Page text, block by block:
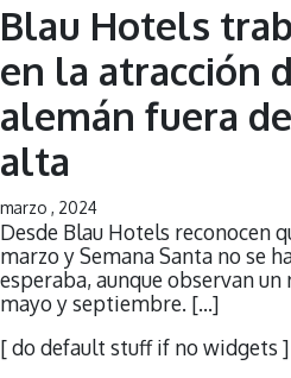
Blau Hotels
en la atracción
alemán fuera
alta
marzo , 2024
Desde Blau Hotels reconocen
marzo y Semana Santa no se
esperaba, aunque observan
mayo y septiembre. […]
[ do default stuff if no widgets ]